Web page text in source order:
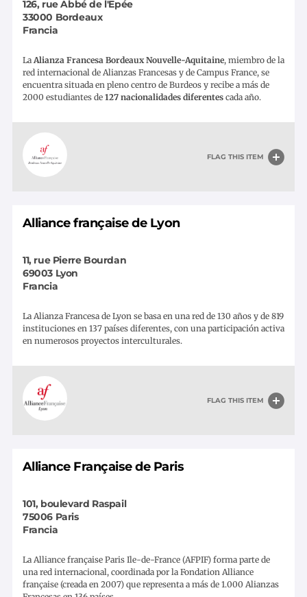
FLAG THIS ITEM
126, rue Abbé de l'Epée
33000 Bordeaux
Francia
LaAlianza Francesa Bordeaux Nouvelle-Aquitaine, miembro de la
red internacional de Alianzas Francesas y de Campus France, se
encuentra situada en pleno centro de Burdeos y recibe a más de
2000 estudiantes de 127 nacionalidades diferentescada año.
FLAG THIS ITEM
Alliance française de Lyon
11, rue Pierre Bourdan
69003 Lyon
Francia
La Alianza Francesa de Lyon se basa en una red de 130 años y de 819
instituciones en 137 países diferentes, con una participación activa
en numerosos proyectos interculturales.
Alliance Française de Paris
101, boulevard Raspail
75006 Paris
Francia
La Alliance française Paris Ile-de-France (AFPIF) forma parte de
una red internacional, coordinada por la Fondation Alliance
française (creada en 2007) que representa a más de 1.000 Alianzas